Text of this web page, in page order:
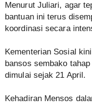
Menurut Juliari, agar
bantuan ini terus
koordinasi secara
Kementerian Sosial
bansos sembako
dimulai sejak 21 April.
Kehadiran Mensos